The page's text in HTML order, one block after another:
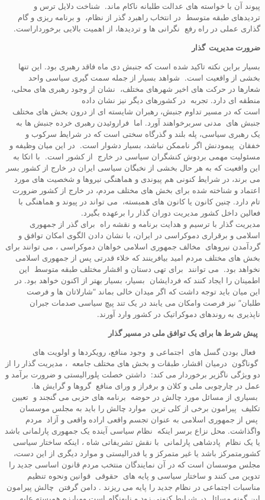
پیوند آن با خواسته های عدالت طلبانه ناکام ماند. شناخت دلایل ترس و
تردیدهای طبقه متوسط در انتخاب راهبرد گذر از نظام، و برنامه ریزی و گام
گذاری عملی در راه رفع نگرانی ها و تردیدها، از اهمیت بالایی برخورداراست.
ضرورت مدیریت گذار
بسیار براین نکته تاکید شده است که جنبش دی ماه فاقد رهبری بود. این تنها
بخشی از واقعیت است. شواهد بسیار از جمله سمت گیری سیاسی واحد
شعارها در حرکت های اخیر شهرهای مختلف، نشان از وجود رهبری های محلی،
منطقه ای دارد. تجربه در کشورهای دیگر نیز نشان داده
است که در مسیر تداوم جنبش، رهبران شایسته ای از درون بخش های مختلف
جنبش های مدنی سربرخواهند آورد. اما فراروئیدن رهبری خرده جنبش ها به
یک رهبری سیاسی، پله بلند و گذرگاه سختی است که در شرایط سرکوب و
خفقان پیمودنش اگر ناممکن نباشد، بسیار دشوار است. در این میان وظیفه و
مسئولیت مهمی بردوش کنشگران سیاسی در خارج از کشور است. با اتکا به
این واقعیت که به هر حال بخشی از نخبگان سیاسی ایران در خارج از کشور بسر
می برند، در شرایط کنونی هم پیوندی و هماهنگی نیروها و شخصیت های مورد
اعتماد و شناخته شده برای بخش های مختلف مردم، در خارج از کشور ضرورت
تام دارد. چنین کانون یا کانون های همبسته، می تواند در پیوند و هماهنگی با
فعالین داخل کشور مدیریت دوران گذار را برعهده بگیرد.
مدیریت گذار با ترسیم و هدایت برنامه و نقشه راه برای گذر از جمهوری
اسلامی و برقراری دموکراسی در ایران، با نشان دادن الگوی امکان توافق و
گردآمدن نیروهای مخالف جمهوری اسلامی خواهان دموکراسی ، می توانند برای
بخش های مختلف مردم امید بیافرینند که خلاء قدرتی پس از جمهوری اسلامی
نخواهد بود. می توانند برای تهی دستان و اقشار مختلف طبقه متوسط این
اطمینان را ایجاد کنند که فردایشان بسیار، بسیار بهتر از اکنون خواهد بود. در
این میان باید توجه داشت که اگر میدان خالی بماند “شارلاتان ها و فرصت
طلبان” نیز فرصت وامکان می یابند در یک تند پیچ سیاسی صدمات جبران
ناپذیری به روندهای دموکراتیک در کشور وارد آورند.
پیش شرط ها برای یک توافق ملی در مسیر گذار
فعال بودن گسل های اجتماعی و وجود منافع، رویکردها و اولویت های
گوناگون درمیان اقشار، طبقات و بخش های مختلف جامعه ، مدیریت گذار را از
دو ویژگی ناگزیر برخوردار می کند: داشتن خصلت پلورالیستی و ضرورت برآمد و
عمل در چارچوبی ملی و کلان و برفراز و ورای منافع گروها و گرایش ها.
بسیاری از مسائل مورد چالش در حوضه برنامه های حزبی می گنجند و تعیین
تکلیف پیرامون برخی از کلی ترین موارد چالش را باید به مجلس موسسان
پس از جمهوری اسلامی به عنوان تجسم واقعی اراده واقعی و آزاد مردم
واگذاشت. محل نزاع برسر اینکه نظام سیاسی آینده یک جمهوری پارلمانی باشد
یا یک نظام پادشاهی پارلمانی با نقش تشریفاتی شاه ، اینکه ساختار سیاسی
کشورمتمرکز باشد یا غیر متمرکز و یا فدرالیستی و موارد دیگری از این دست،
مجلس موسسان است که در آن نمایندگان منتخب مردم قانون اساسی جدید را
تدوین می کنند و ساختار سیاسی و پایه های حقوقی قوانین ونحوه تنظیم
مناسبات اجتماعی در نظام جدید را پایه می ریزند . دامن گرفتن چالش پیرامون